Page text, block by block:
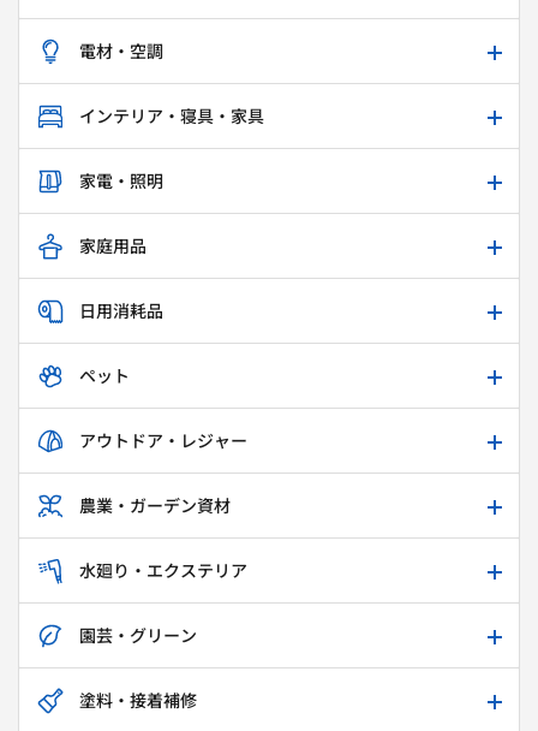
電材・空調
インテリア・寝具・家具
家電・照明
家庭用品
日用消耗品
ペット
アウトドア・レジャー
農業・ガーデン資材
水廻り・エクステリア
園芸・グリーン
塗料・接着補修